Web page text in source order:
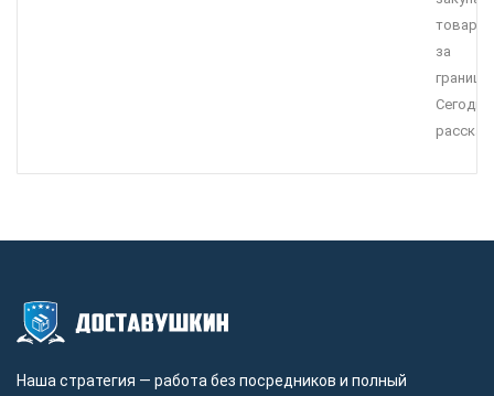
товары
за
Сегодня
Наша стратегия — работа без посредников и полный